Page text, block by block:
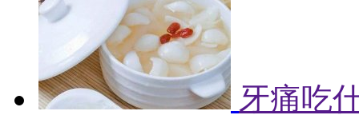
牙痛吃